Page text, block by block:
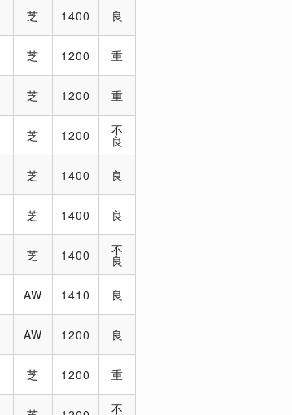
芝 1400 良
芝 1200 重
芝 1200 重
芝 1200 不
良
芝 1400 良
芝 1400 良
芝 1400 不
良
AW 1410 良
AW 1200 良
芝 1200 重
不